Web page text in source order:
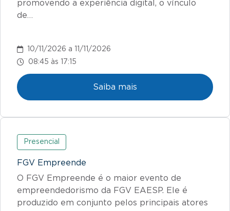
promovendo a experiência digital, o vínculo
de…
Saiba mais
10/11/2026 a 11/11/2026
08:45 às 17:15
Presencial
FGV Empreende
O FGV Empreende é o maior evento de
empreendedorismo da FGV EAESP. Ele é
produzido em conjunto pelos principais atores